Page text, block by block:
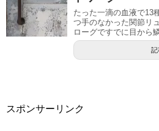
たった一滴の血液で13
つ手のなかった関節リ
ローグですでに目から
記
スポンサーリンク